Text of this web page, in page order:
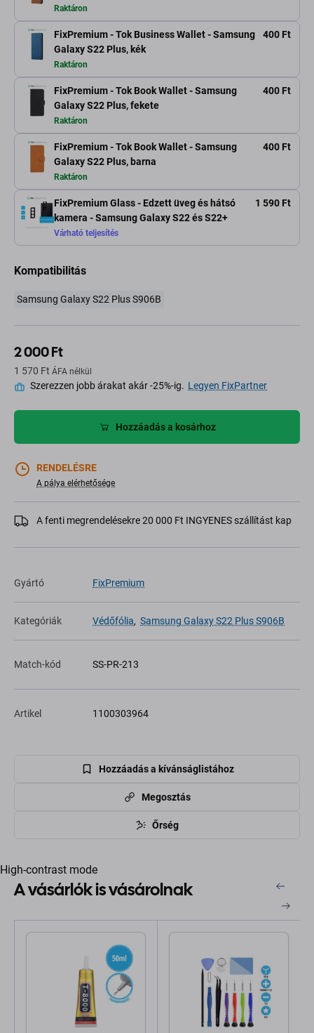
Raktáron
FixPremium - Tok Business Wallet - Samsung
Galaxy S22 Plus, kék
400 Ft
Raktáron
FixPremium - Tok Book Wallet - Samsung
Galaxy S22 Plus, fekete
400 Ft
Raktáron
FixPremium - Tok Book Wallet - Samsung
Galaxy S22 Plus, barna
400 Ft
Raktáron
FixPremium Glass - Edzett üveg és hátsó
kamera - Samsung Galaxy S22 és S22+
1 590 Ft
Várható teljesítés
Kompatibilitás
Samsung Galaxy S22 Plus S906B
2 000 Ft
1 570 Ft ÁFA nélkül
Szerezzen jobb árakat akár -25%-ig. Legyen FixPartner
Hozzáadás a kosárhoz
RENDELÉSRE
A pálya elérhetősége
A fenti megrendelésekre 20 000 Ft INGYENES szállítást kap
Gyártó FixPremium
Kategóriák Védőfólia, Samsung Galaxy S22 Plus S906B
Match-kód SS-PR-213
Artikel 1100303964
Hozzáadás a kívánságlistához
Megosztás
Őrség
High-contrast mode
A vásárlók is vásárolnak